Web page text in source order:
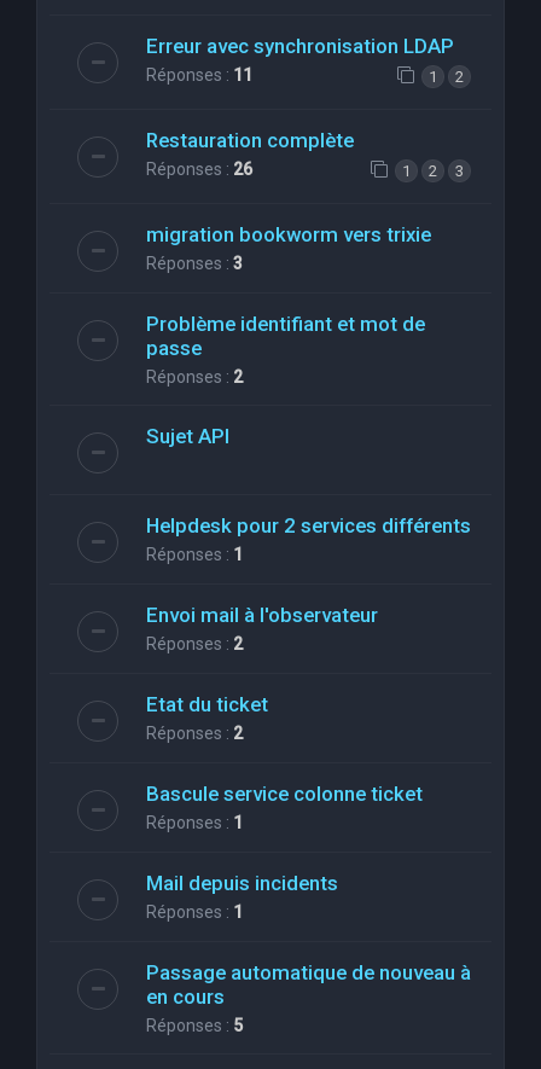
Erreur avec synchronisation LDAP
Réponses : 11 1 2
Restauration complète
Réponses : 26 1 2 3
migration bookworm vers trixie
Réponses : 3
Problème identifiant et mot de
passe
Réponses : 2
Sujet API
Helpdesk pour 2 services différents
Réponses : 1
Envoi mail à l'observateur
Réponses : 2
Etat du ticket
Réponses : 2
Bascule service colonne ticket
Réponses : 1
Mail depuis incidents
Réponses : 1
Passage automatique de nouveau à
en cours
Réponses : 5